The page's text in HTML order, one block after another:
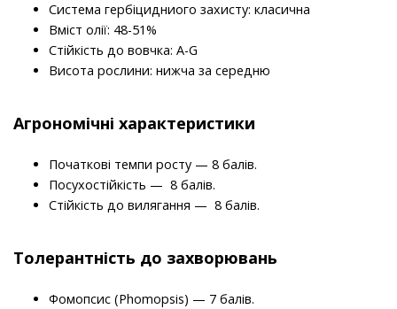
Система гербіцидниого захисту: класична
Вміст олії: 48-51%
Стійкість до вовчка: A-G
Висота рослини: нижча за середню
Агрономічні характеристики
Початкові темпи росту — 8 балів.
Посухостійкість — 8 балів.
Стійкість до вилягання — 8 балів.
Толерантність до захворювань
Фомопсис (Phomopsis) — 7 балів.